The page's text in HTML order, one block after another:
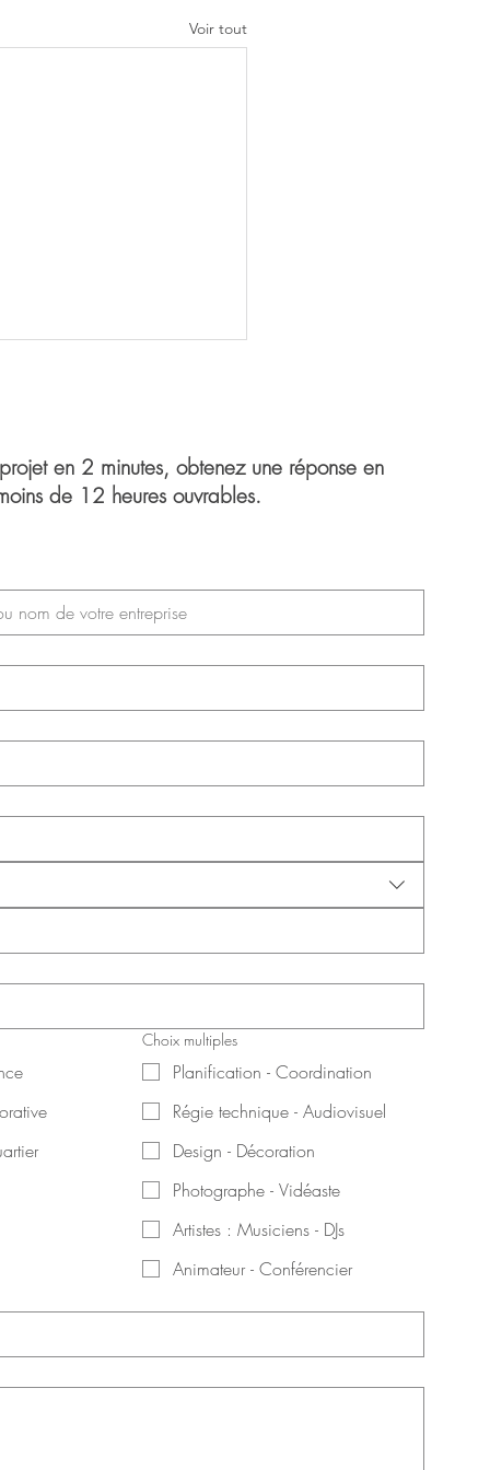
Voir tout
en 2 minutes, obtenez une réponse en
de 12 heures ouvrables.
Choix multiples
Planification - Coordination
Régie technique - Audiovisuel
Design - Décoration
Photographe - Vidéaste
Artistes : Musiciens - DJs
Animateur - Conférencier